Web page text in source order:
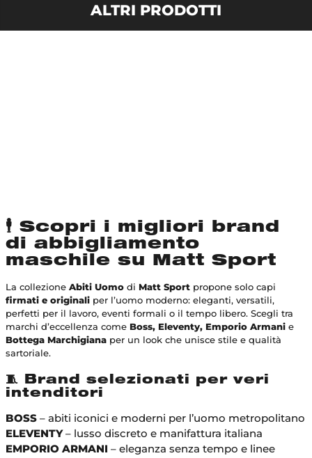
ALTRI PRODOTTI
🕴 Scopri i migliori brand
di abbigliamento
maschile su Matt Sport
La collezione Abiti Uomo di Matt Sport propone solo capi
firmati e originali per l’uomo moderno: eleganti, versatili,
perfetti per il lavoro, eventi formali o il tempo libero. Scegli tra
marchi d’eccellenza come Boss, Eleventy, Emporio Armani e
Bottega Marchigiana per un look che unisce stile e qualità
sartoriale.
🧵 Brand selezionati per veri
intenditori
BOSS – abiti iconici e moderni per l’uomo metropolitano
ELEVENTY– lusso discreto e manifattura italiana
EMPORIO ARMANI – eleganza senza tempo e linee